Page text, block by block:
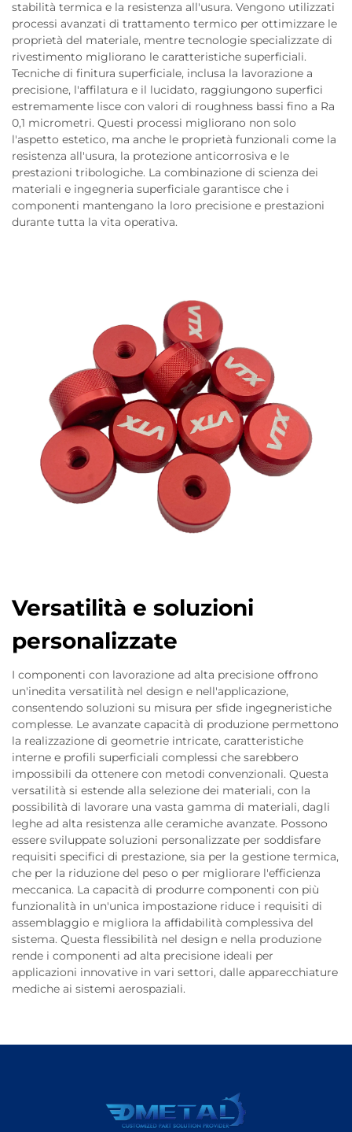
stabilità termica e la resistenza all'usura. Vengono utilizzati
processi avanzati di trattamento termico per ottimizzare le
proprietà del materiale, mentre tecnologie specializzate di
rivestimento migliorano le caratteristiche superficiali.
Tecniche di finitura superficiale, inclusa la lavorazione a
precisione, l'affilatura e il lucidato, raggiungono superfici
estremamente lisce con valori di roughness bassi fino a Ra
0,1 micrometri. Questi processi migliorano non solo
l'aspetto estetico, ma anche le proprietà funzionali come la
resistenza all'usura, la protezione anticorrosiva e le
prestazioni tribologiche. La combinazione di scienza dei
materiali e ingegneria superficiale garantisce che i
componenti mantengano la loro precisione e prestazioni
durante tutta la vita operativa.
Versatilità e soluzioni
personalizzate
I componenti con lavorazione ad alta precisione offrono
un'inedita versatilità nel design e nell'applicazione,
consentendo soluzioni su misura per sfide ingegneristiche
complesse. Le avanzate capacità di produzione permettono
la realizzazione di geometrie intricate, caratteristiche
interne e profili superficiali complessi che sarebbero
impossibili da ottenere con metodi convenzionali. Questa
versatilità si estende alla selezione dei materiali, con la
possibilità di lavorare una vasta gamma di materiali, dagli
leghe ad alta resistenza alle ceramiche avanzate. Possono
essere sviluppate soluzioni personalizzate per soddisfare
requisiti specifici di prestazione, sia per la gestione termica,
che per la riduzione del peso o per migliorare l'efficienza
meccanica. La capacità di produrre componenti con più
funzionalità in un'unica impostazione riduce i requisiti di
assemblaggio e migliora la affidabilità complessiva del
sistema. Questa flessibilità nel design e nella produzione
rende i componenti ad alta precisione ideali per
applicazioni innovative in vari settori, dalle apparecchiature
mediche ai sistemi aerospaziali.